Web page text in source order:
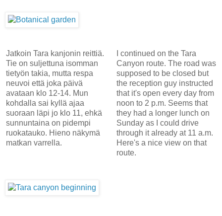
Jatkoin Tara kanjonin reittiä.
Tie on suljettuna isomman
tietyön takia, mutta respa
neuvoi että joka päivä
avataan klo 12-14. Mun
kohdalla sai kyllä ajaa
suoraan läpi jo klo 11, ehkä
sunnuntaina on pidempi
ruokatauko. Hieno näkymä
matkan varrella.
I continued on the Tara
Canyon route. The road was
supposed to be closed but
the reception guy instructed
that it's open every day from
noon to 2 p.m. Seems that
they had a longer lunch on
Sunday as I could drive
through it already at 11 a.m.
Here's a nice view on that
route.